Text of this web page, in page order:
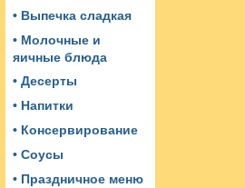
• Выпечка сладкая
• Молочные и
яичные блюда
• Десерты
• Напитки
• Консервирование
• Соусы
• Праздничное меню